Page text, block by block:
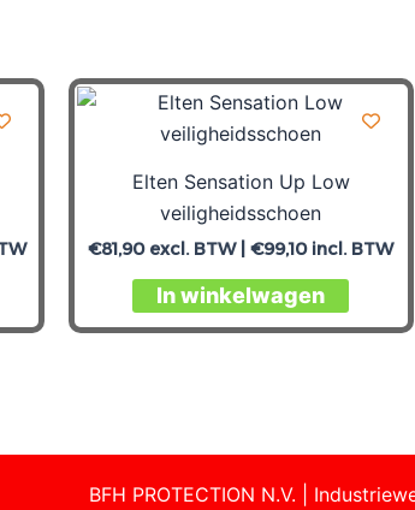
Elten Sensation Up Low
veiligheidsschoen
€81,90excl. BTW |€99,10incl. BTW
In winkelwagen
BFH PROTECTION N.V. |